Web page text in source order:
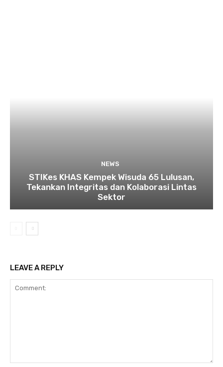
NEWS
STIKes KHAS Kempek Wisuda 65 Lulusan,
Tekankan Integritas dan Kolaborasi Lintas
Sektor
LEAVE A REPLY